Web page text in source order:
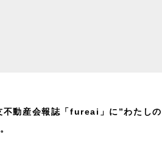
不動産会報誌「fureai」に”わたし
。